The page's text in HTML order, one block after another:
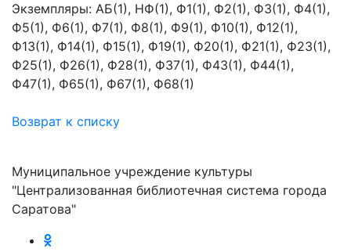
Экземпляры: АБ(1), НФ(1), Ф1(1), Ф2(1), Ф3(1), Ф4(1),
Ф5(1), Ф6(1), Ф7(1), Ф8(1), Ф9(1), Ф10(1), Ф12(1),
Ф13(1), Ф14(1), Ф15(1), Ф19(1), Ф20(1), Ф21(1), Ф23(1),
Ф25(1), Ф26(1), Ф28(1), Ф37(1), Ф43(1), Ф44(1),
Ф47(1), Ф65(1), Ф67(1), Ф68(1)
Возврат к списку
Муниципальное учреждение культуры
"Централизованная библиотечная система города
Саратова"